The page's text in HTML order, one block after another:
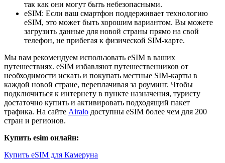
так как они могут быть небезопасными.
eSIM: Если ваш смартфон поддерживает технологию
eSIM, это может быть хорошим вариантом. Вы можете
загрузить данные для новой страны прямо на свой
телефон, не прибегая к физической SIM-карте.
Мы вам рекомендуем использовать eSIM в ваших
путешествиях. eSIM избавляют путешественников от
необходимости искать и покупать местные SIM-карты в
каждой новой стране, переплачивая за роуминг. Чтобы
подключиться к интернету в пункте назначения, туристу
достаточно купить и активировать подходящий пакет
трафика. На сайте Airalo доступны eSIM более чем для 200
стран и регионов.
Купить esim онлайн:
Купить eSIM для Камеруна